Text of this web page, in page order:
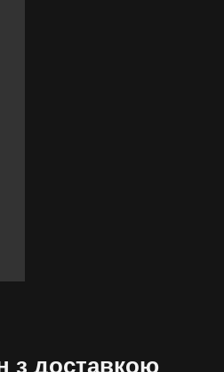
з доставкою